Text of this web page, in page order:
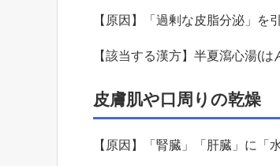
【原因】「過剰な皮脂分泌」を
【該当する漢方】半夏瀉心湯(
皮膚肌や口周りの乾燥
【原因】「腎臓」「肝臓」に「